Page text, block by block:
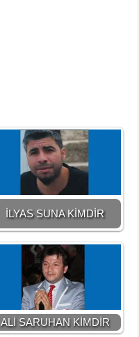
İLYAS SUNA KİMDİR
ALİ SARUHAN KİMDİR